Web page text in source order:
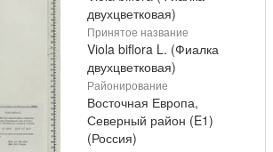
двухцветковая)
Принятое название
Viola biflora L. (Фиалка
двухцветковая)
Районирование
Восточная Европа,
Северный район (E1)
(Россия)